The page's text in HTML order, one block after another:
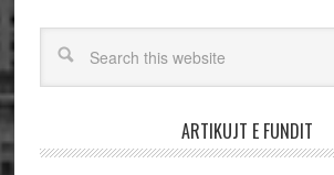
ARTIKUJT E FUNDIT